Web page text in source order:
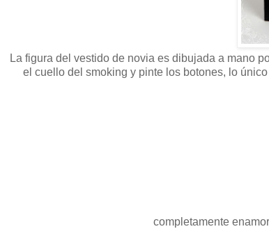
La figura del vestido de novia es dibujada a mano
el cuello del smoking y pinte los botones, lo
completamente